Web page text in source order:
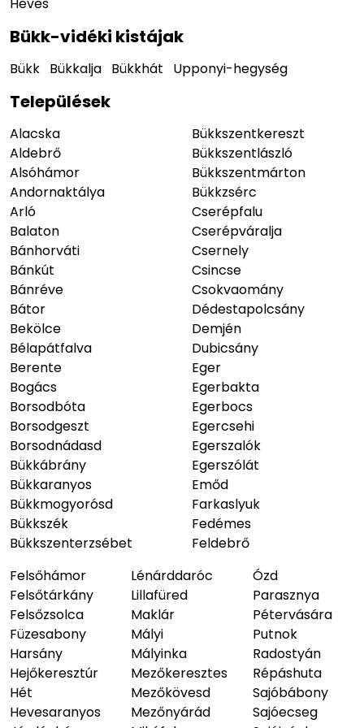
Heves
Bükk-vidéki kistájak
Bükk Bükkalja Bükkhát Upponyi-hegység
Települések
Alacska
Aldebrő
Alsóhámor
Andornaktálya
Arló
Balaton
Bánhorváti
Bánkút
Bánréve
Bátor
Bekölce
Bélapátfalva
Berente
Bogács
Borsodbóta
Borsodgeszt
Borsodnádasd
Bükkábrány
Bükkaranyos
Bükkmogyorósd
Bükkszék
Bükkszenterzsébet
Bükkszentkereszt
Bükkszentlászló
Bükkszentmárton
Bükkzsérc
Cserépfalu
Cserépváralja
Csernely
Csincse
Csokvaomány
Dédestapolcsány
Demjén
Dubicsány
Eger
Egerbakta
Egerbocs
Egercsehi
Egerszalók
Egerszólát
Emőd
Farkaslyuk
Fedémes
Feldebrő
Felsőhámor
Felsőtárkány
Felsőzsolca
Füzesabony
Harsány
Hejőkeresztúr
Hét
Hevesaranyos
Lénárddaróc
Lillafüred
Maklár
Mályi
Mályinka
Mezőkeresztes
Mezőkövesd
Mezőnyárád
Ózd
Parasznya
Pétervására
Putnok
Radostyán
Répáshuta
Sajóbábony
Sajóecseg